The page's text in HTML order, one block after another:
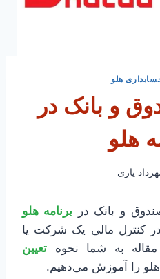
هلو
و بانک در
هلو
یاری
و بانک در برنامه هلو
کنترل مالی یک شرکت یا
به شما نحوه تعیین
را آموزش می‌دهیم.